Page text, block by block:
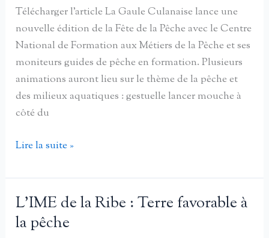
jeunes
avec
le
CNFMP
Télécharger l’article La Gaule Culanaise lance une
nouvelle édition de la Fête de la Pêche avec le Centre
National de Formation aux Métiers de la Pêche et ses
moniteurs guides de pêche en formation. Plusieurs
animations auront lieu sur le thème de la pêche et
des milieux aquatiques : gestuelle lancer mouche à
côté du
La
Culanaise
lance
une
nouvelle
Lire la suite »
L’IME de la Ribe : Terre favorable à
la pêche